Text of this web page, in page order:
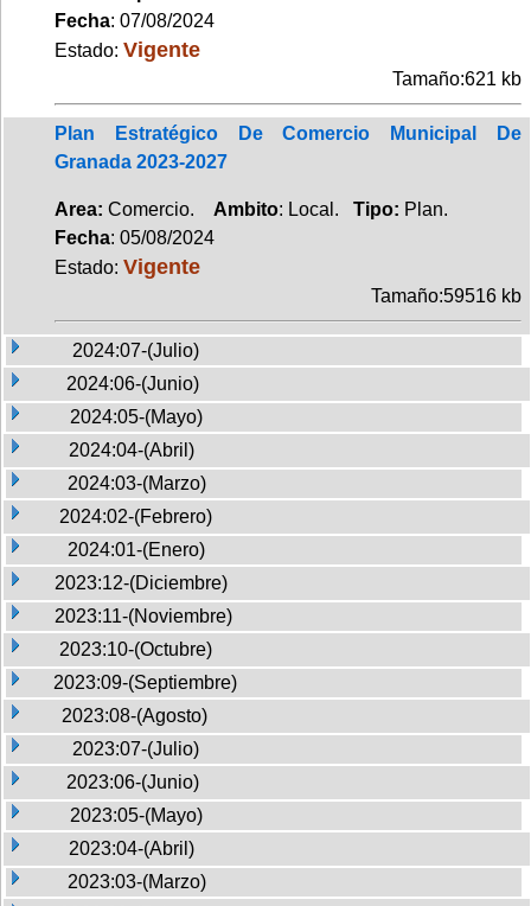
Fecha: 07/08/2024
Estado: Vigente
Tamaño:621 kb
Plan Estratégico De Comercio Municipal De
Granada 2023-2027
Area: Comercio. Ambito: Local. Tipo: Plan.
Fecha: 05/08/2024
Estado: Vigente
Tamaño:59516 kb
2024:07-(Julio)
2024:06-(Junio)
2024:05-(Mayo)
2024:04-(Abril)
2024:03-(Marzo)
2024:02-(Febrero)
2024:01-(Enero)
2023:12-(Diciembre)
2023:11-(Noviembre)
2023:10-(Octubre)
2023:09-(Septiembre)
2023:08-(Agosto)
2023:07-(Julio)
2023:06-(Junio)
2023:05-(Mayo)
2023:04-(Abril)
2023:03-(Marzo)